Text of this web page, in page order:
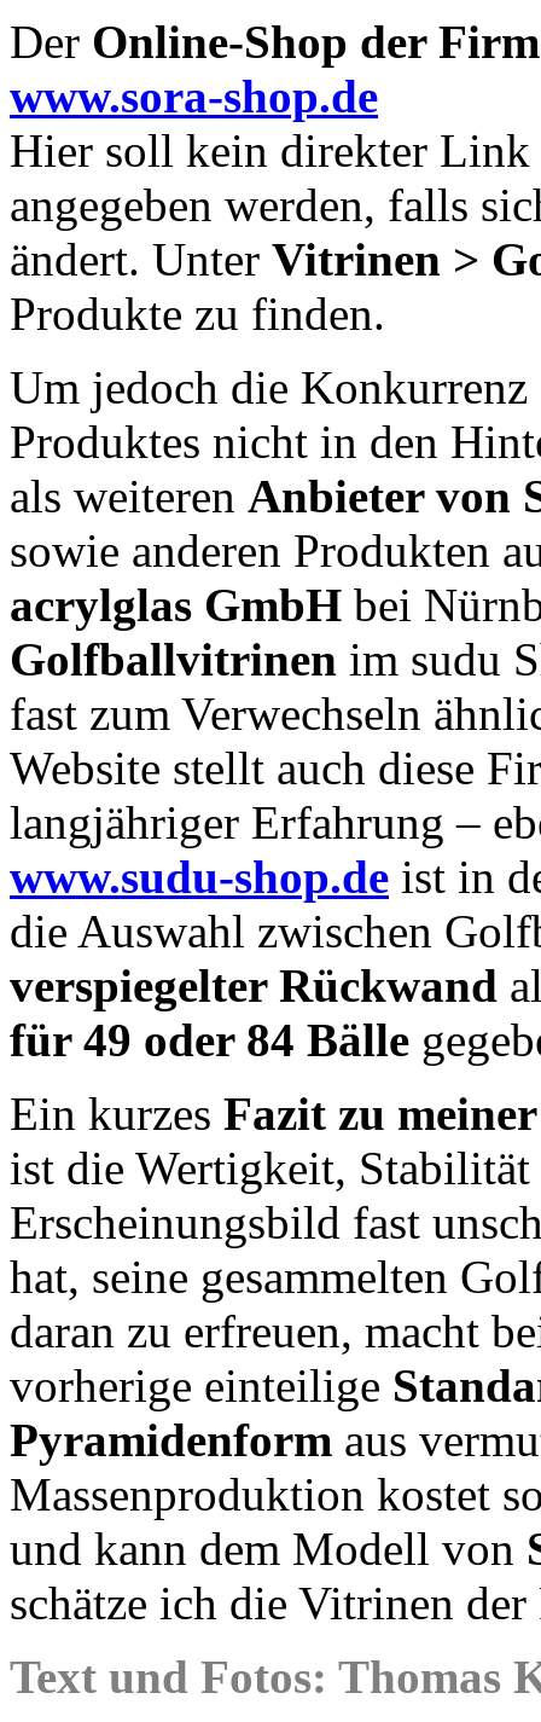
Der Online-Shop der
www.sora-shop.de
Hier soll kein direkter
angegeben werden, falls
ändert. Unter Vitrinen >
Produkte zu finden.
Um jedoch die Konkurrenz
Produktes nicht in den
als weiteren Anbieter von
sowie anderen Produkten
acrylglas GmbH bei
Golfballvitrinen im sudu
fast zum Verwechseln
Website stellt auch diese
langjähriger Erfahrung –
www.sudu-shop.de ist in
die Auswahl zwischen
verspiegelter Rückwand
für 49 oder 84 Bälle
Ein kurzes Fazit zu
ist die Wertigkeit, Stabilität
Erscheinungsbild fast
hat, seine gesammelten
daran zu erfreuen, macht
vorherige einteilige
Pyramidenform aus
Massenproduktion kostet
und kann dem Modell von
schätze ich die Vitrinen
Text und Fotos: Thomas